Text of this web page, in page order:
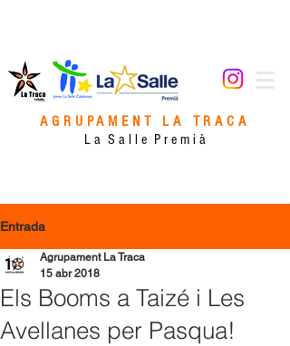
AGRUPAMENT LA TRACA
L a S a l l e P r e m i à
Entrada
Els Booms a Taizé i Les
Avellanes per Pasqua!
Agrupament La Traca
15 abr 2018